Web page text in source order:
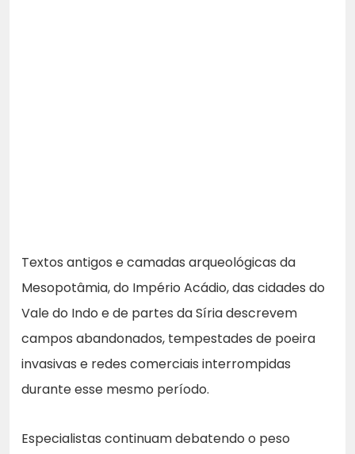
Textos antigos e camadas arqueológicas da
Mesopotâmia, do Império Acádio, das cidades do
Vale do Indo e de partes da Síria descrevem
campos abandonados, tempestades de poeira
invasivas e redes comerciais interrompidas
durante esse mesmo período.
Especialistas continuam debatendo o peso